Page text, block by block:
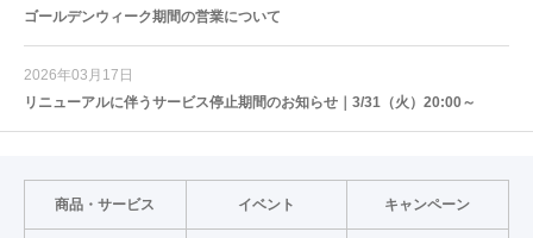
ゴールデンウィーク期間の営業について
2026年03月17日
リニューアルに伴うサービス停止期間のお知らせ｜3/31（火）20:00～
商品・サービス イベント キャンペーン